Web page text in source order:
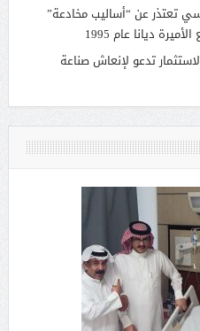
تعتذر عن “أساليب مخادعة”
ديانا عام 1995
تدعو لإنعاش صناعة